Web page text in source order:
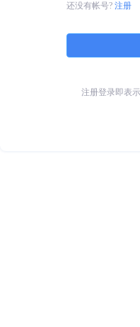
还没有帐号? 注册
注册登录即表